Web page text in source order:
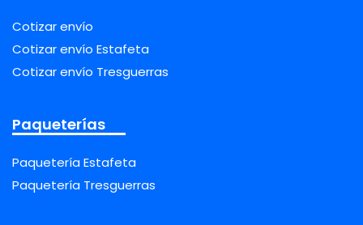
Cotizar envío
Cotizar envío Estafeta
Cotizar envío Tresguerras
Paqueterías
Paquetería Estafeta
Paquetería Tresguerras